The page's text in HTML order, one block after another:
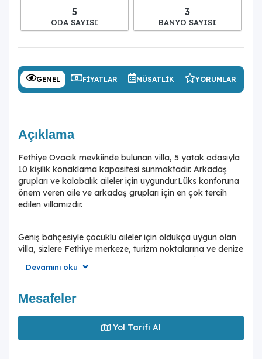
5
ODA SAYISI
3
BANYO SAYISI
GENEL FIYATLAR MÜSATLIK YORUMLAR
Açıklama
Fethiye Ovacık mevkiinde bulunan villa, 5 yatak odasıyla
10 kişilik konaklama kapasitesi sunmaktadır. Arkadaş
grupları ve kalabalık aileler için uygundur.Lüks konforuna
önem veren aile ve arkadaş grupları için en çok tercih
edilen villamızdır.
Geniş bahçesiyle çocuklu aileler için oldukça uygun olan
villa, sizlere Fethiye merkeze, turizm noktalarına ve denize
yakın bir konumunda, mola vaadetmektedir. İhtiyaçlarınız
düşünülerek dizayn edilmiş bahçe alanı geniş havuz
Havuz bahçe alanında kapasiteye uygun şezlong takımı,
bulunmaktadır. Konforunuz gözetilerek tasarlanmış olan
havuz alanına açılan ferah oturma odası, tam donanımlı
açık mutfak; iki yatak odasında çift kişilik yatak; diğer üç
Devamını oku
Mesafeler
Yol Tarifi Al